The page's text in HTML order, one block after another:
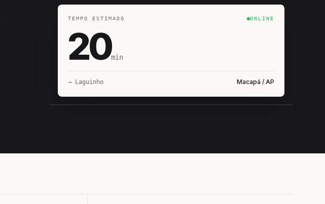
TEMPO ESTIMADO ONLINE
20min
→ Laguinho Macapá / AP